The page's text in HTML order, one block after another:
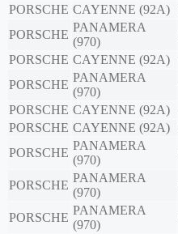
PORSCHE CAYENNE (92A)
PORSCHE
PANAMERA
(970)
PORSCHE CAYENNE (92A)
PORSCHE
PANAMERA
(970)
PORSCHE CAYENNE (92A)
PORSCHE CAYENNE (92A)
PORSCHE
PANAMERA
(970)
PORSCHE
PANAMERA
(970)
PORSCHE
PANAMERA
(970)